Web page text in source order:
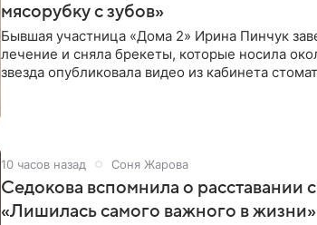
мясорубку с зубов»
Бывшая участница «Дома 2» Ирина Пинчук
лечение и сняла брекеты, которые носила
звезда опубликовала видео из кабинета
10 часов назад Соня Жарова
Седокова вспомнила о расставании
«Лишилась самого важного в жизни»